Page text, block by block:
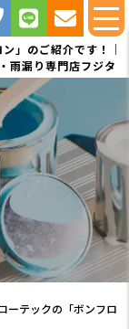
」のご紹介です！｜
雨漏り専門店フジタ
ーテックの「ボンフロ